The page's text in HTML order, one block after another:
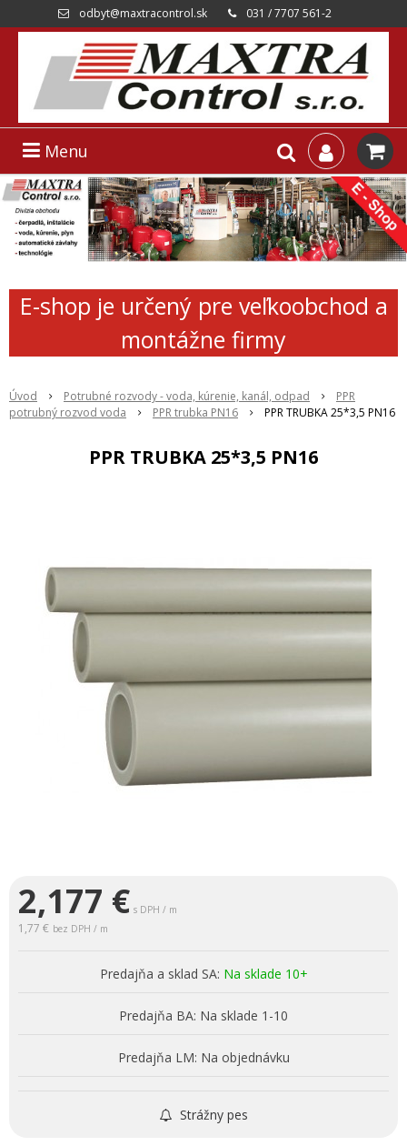
odbyt@maxtracontrol.sk 031 / 7707 561-2
Menu
E-shop je určený pre veľkoobchod a
montážne firmy
Úvod Potrubné rozvody - voda, kúrenie, kanál, odpad
PPR
potrubný rozvod voda
PPR trubka PN16 PPR TRUBKA 25*3,5 PN16
PPR TRUBKA 25*3,5 PN16
2,177 € s DPH / m
1,77 € bez DPH / m
Predajňa a sklad SA: Na sklade 10+
Predajňa BA: Na sklade 1-10
Predajňa LM: Na objednávku
Strážny pes